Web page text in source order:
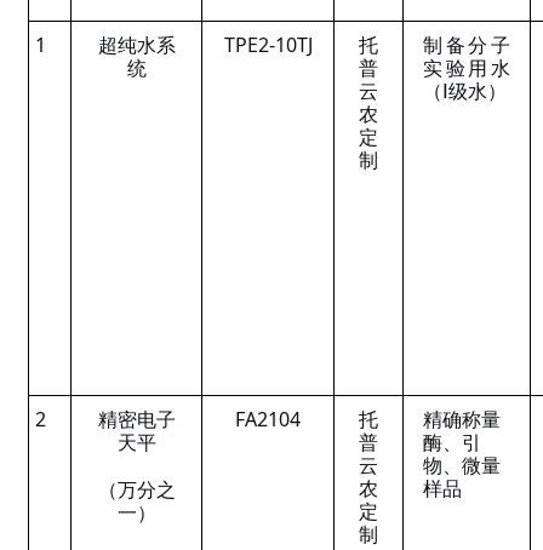
1
超纯水系
统
TPE2-10TJ
托
普
云
农
定
制
制备分子
实验用水
（Ⅰ级水）
2
精密电子
天平
（万分之
一）
FA2104
托
普
云
农
定
制
精确称量
酶、引
物、微量
样品